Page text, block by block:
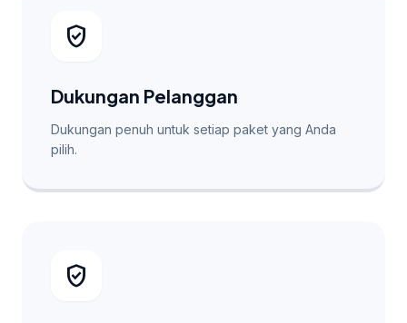
verified_user
Dukungan Pelanggan
Dukungan penuh untuk setiap paket yang Anda
pilih.
verified_user